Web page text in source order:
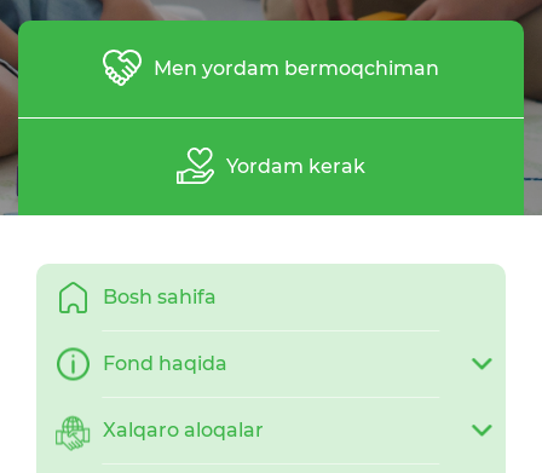
Men yordam bermoqchiman
Yordam kerak
Bosh sahifa
Fond haqida
Xalqaro aloqalar